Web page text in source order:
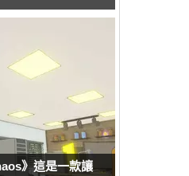
》這是一款讓